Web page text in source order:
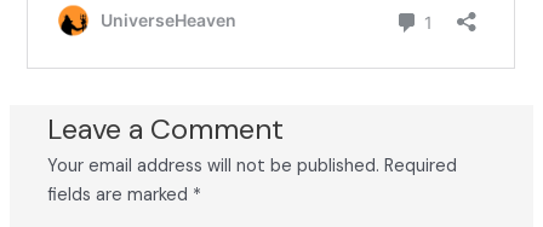
Leave a Comment
Your email address will not be published. Required
fields are marked *